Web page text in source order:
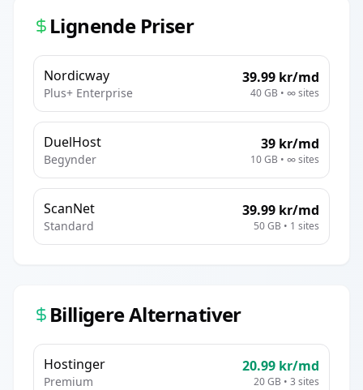
Lignende Priser
Nordicway
Plus+ Enterprise
39.99 kr/md
40 GB • ∞sites
DuelHost
Begynder
39 kr/md
10 GB • ∞sites
ScanNet
Standard
39.99 kr/md
50 GB • 1 sites
Billigere Alternativer
Hostinger
Premium
20.99 kr/md
20 GB • 3 sites